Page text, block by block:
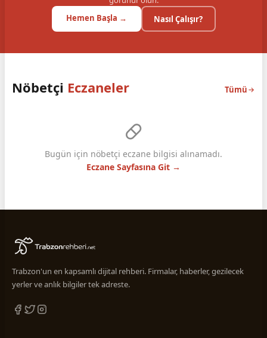
Hemen Başla →
Nasıl Çalışır?
Nöbetçi Eczaneler Tümü
Bugün için nöbetçi eczane bilgisi alınamadı.
Eczane Sayfasına Git →
Trabzon'un en kapsamlı dijital rehberi. Firmalar, haberler, gezilecek
yerler ve anlık bilgiler tek adreste.